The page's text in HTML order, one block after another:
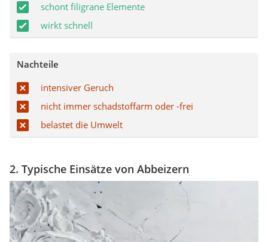
schont filigrane Elemente
wirkt schnell
Nachteile
intensiver Geruch
nicht immer schadstoffarm oder -frei
belastet die Umwelt
2. Typische Einsätze von Abbeizern